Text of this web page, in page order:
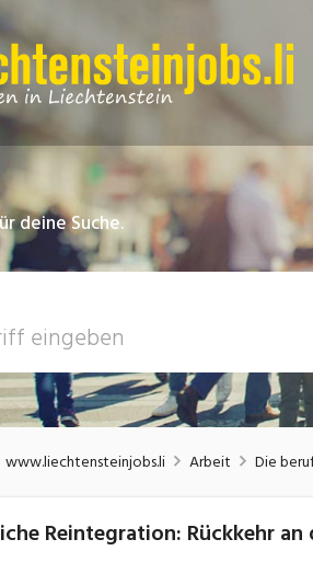
deine Suche.
www.liechtensteinjobs.li Arbeit Die
Reintegration: Rückkehr